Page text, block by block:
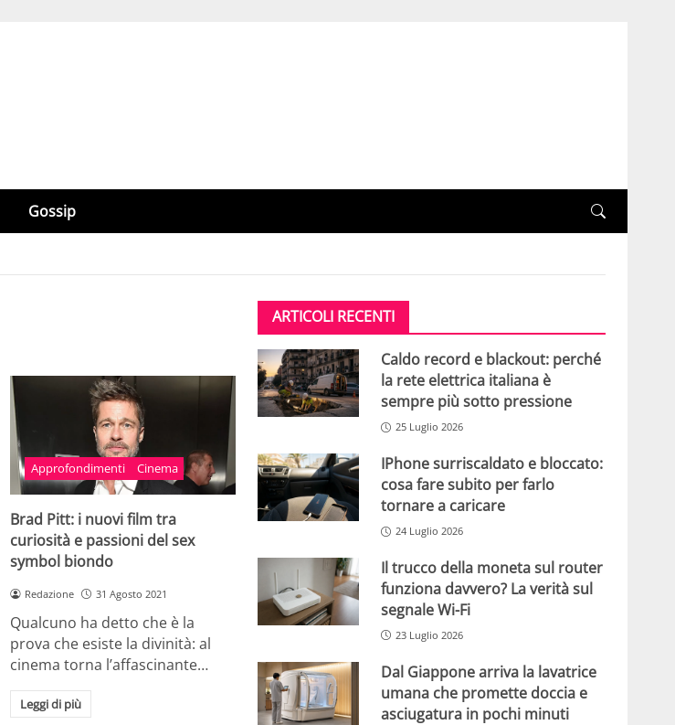
Gossip
Approfondimenti Cinema
Brad Pitt: i nuovi film tra
curiosità e passioni del sex
symbol biondo
Redazione 31 Agosto 2021
Qualcuno ha detto che è la
prova che esiste la divinità: al
cinema torna l’affascinante…
Leggi di più
ARTICOLI RECENTI
Caldo record e blackout: perché
la rete elettrica italiana è
sempre più sotto pressione
25 Luglio 2026
IPhone surriscaldato e bloccato:
cosa fare subito per farlo
tornare a caricare
24 Luglio 2026
Il trucco della moneta sul router
funziona davvero? La verità sul
segnale Wi-Fi
23 Luglio 2026
Dal Giappone arriva la lavatrice
umana che promette doccia e
asciugatura in pochi minuti